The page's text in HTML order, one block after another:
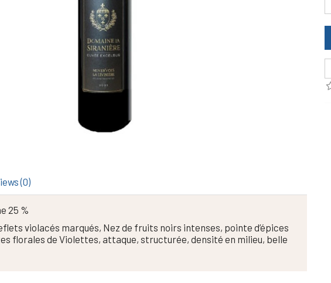
(0)
25 %
violacés marqués, Nez de fruits noirs intenses, pointe d’épices
florales de Violettes, attaque, structurée, densité en milieu, belle